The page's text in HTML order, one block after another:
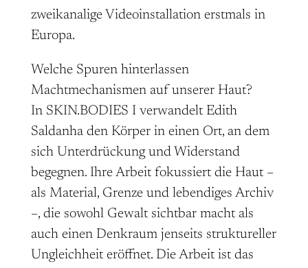
zweikanalige Videoinstallation erstmals in
Europa.
Welche Spuren hinterlassen
Machtmechanismen auf unserer Haut?
In SKIN.BODIES I verwandelt Edith
Saldanha den Körper in einen Ort, an dem
sich Unterdrückung und Widerstand
begegnen. Ihre Arbeit fokussiert die Haut –
als Material, Grenze und lebendiges Archiv
–, die sowohl Gewalt sichtbar macht als
auch einen Denkraum jenseits struktureller
Ungleichheit eröffnet. Die Arbeit ist das